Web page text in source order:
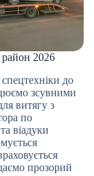
2026
до
зсувними
витягу з
по
віадуки
прозорий